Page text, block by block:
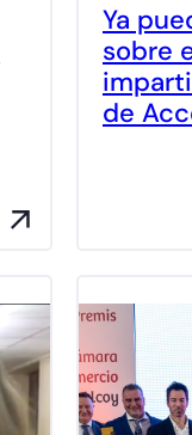
Ya
sobre
de